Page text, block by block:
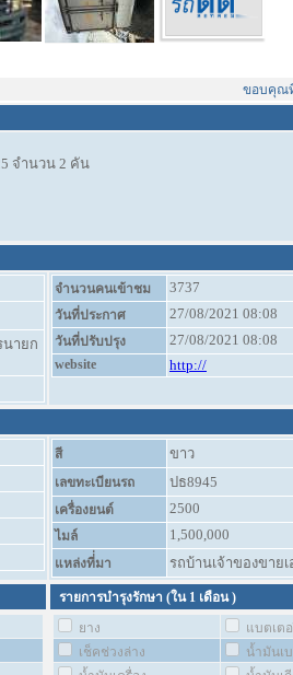
ขอบคุณที่ใ
จำนวน 2 คัน
ายก
จำนวนคนเข้าชม 3737
วันที่ประกาศ 27/08/2021 08:08
วันที่ปรับปรุง 27/08/2021 08:08
website http://
สี ขาว
เลขทะเบียนรถ ปธ8945
เครื่องยนต์ 2500
ไมล์ 1,500,000
แหล่งที่่มา รถบ้านเจ้าของขายเ
รายการบำรุงรักษา (ใน 1 เดือน)
ยาง
แบตเต
เช็คช่วงล่าง
น้ำมันเ